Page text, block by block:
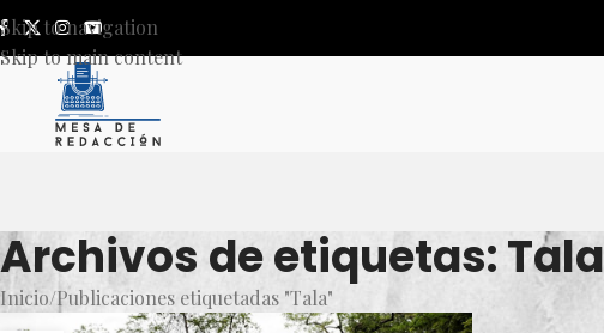
Skip to navigation
Skip to main content
Archivos de etiquetas: Tala
Inicio Publicaciones etiquetadas "Tala"